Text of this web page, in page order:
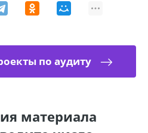
по аудиту
материала